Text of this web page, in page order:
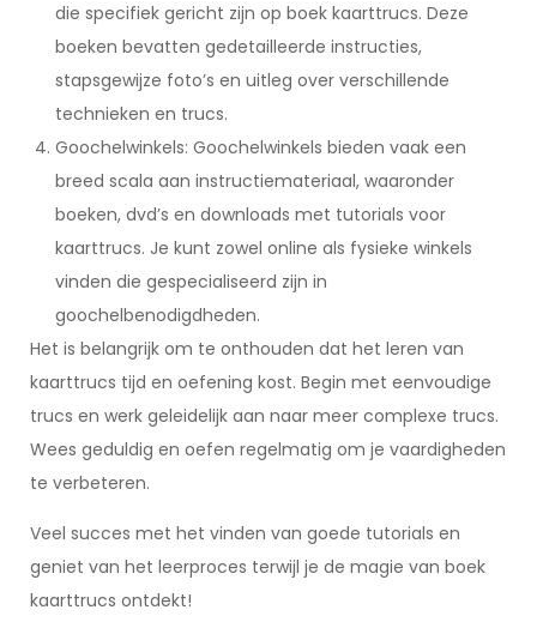
die specifiek gericht zijn op boek kaarttrucs. Deze
boeken bevatten gedetailleerde instructies,
stapsgewijze foto’s en uitleg over verschillende
technieken en trucs.
Goochelwinkels: Goochelwinkels bieden vaak een
breed scala aan instructiemateriaal, waaronder
boeken, dvd’s en downloads met tutorials voor
kaarttrucs. Je kunt zowel online als fysieke winkels
vinden die gespecialiseerd zijn in
goochelbenodigdheden.
Het is belangrijk om te onthouden dat het leren van
kaarttrucs tijd en oefening kost. Begin met eenvoudige
trucs en werk geleidelijk aan naar meer complexe trucs.
Wees geduldig en oefen regelmatig om je vaardigheden
te verbeteren.
Veel succes met het vinden van goede tutorials en
geniet van het leerproces terwijl je de magie van boek
kaarttrucs ontdekt!